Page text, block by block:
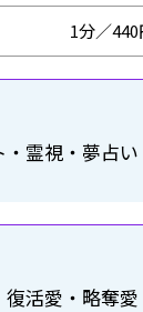
1分／440
霊視・夢占い
活愛・略奪